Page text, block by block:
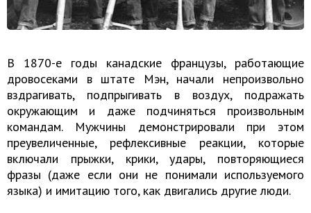
В 1870-е годы канадские французы, работающие
дровосеками в штате Мэн, начали непроизвольно
вздрагивать, подпрыгивать в воздух, подражать
окружающим и даже подчиняться произвольным
командам. Мужчины демонстрировали при этом
преувеличенные, рефлексивные реакции, которые
включали прыжки, крики, удары, повторяющиеся
фразы (даже если они не понимали используемого
языка) и имитацию того, как двигались другие люди.